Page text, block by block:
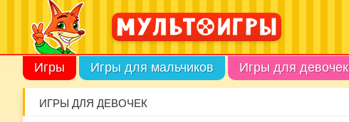
Игры Игры для мальчиков Игры для девочек
ИГРЫ ДЛЯ ДЕВОЧЕК